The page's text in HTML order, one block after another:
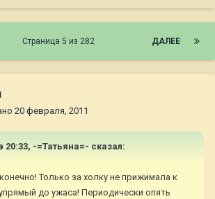
ДАЛЕЕ
Страница 5 из 282
20 февраля, 2011
20:33, -=Татьяна=- сказал:
Только за холку не прижимала к
до ужаса! Периодически опять